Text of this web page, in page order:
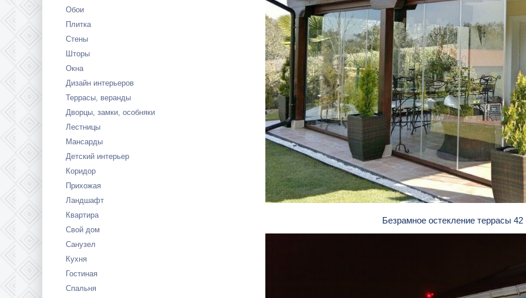
Обои
Плитка
Стены
Шторы
Окна
Дизайн интерьеров
Террасы, веранды
Дворцы, замки, особняки
Лестницы
Мансарды
Детский интерьер
Коридор
Прихожая
Ландшафт
Квартира
Свой дом
Санузел
Кухня
Гостиная
Спальня
Безрамное остекление террасы